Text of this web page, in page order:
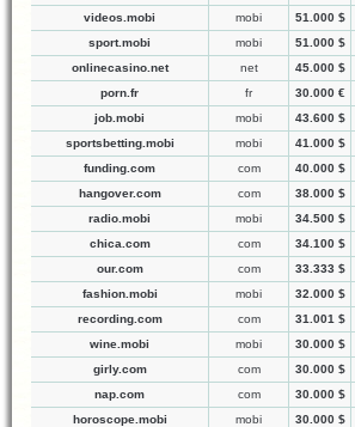
videos.mobi
mobi 51.000 $
sport.mobi
mobi 51.000 $
onlinecasino.net
net 45.000 $
porn.fr
fr 30.000 €
job.mobi
mobi 43.600 $
sportsbetting.mobi
mobi 41.000 $
funding.com
com 40.000 $
hangover.com
com 38.000 $
radio.mobi
mobi 34.500 $
chica.com
com 34.100 $
our.com
com 33.333 $
fashion.mobi
mobi 32.000 $
recording.com
com 31.001 $
wine.mobi
mobi 30.000 $
girly.com
com 30.000 $
nap.com
com 30.000 $
horoscope.mobi
mobi 30.000 $